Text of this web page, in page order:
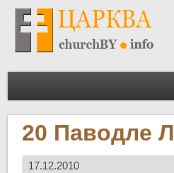
20 Паводле
17.12.2010